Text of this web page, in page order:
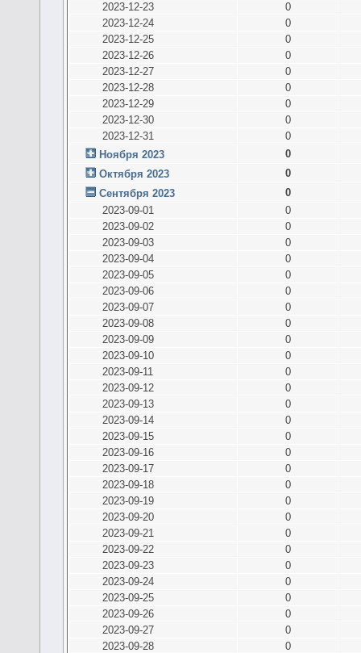
2023-12-23
0
2023-12-24
0
2023-12-25
0
2023-12-26
0
2023-12-27
0
2023-12-28
0
2023-12-29
0
2023-12-30
0
2023-12-31
0
Ноября 2023
0
Октября 2023
0
Сентября 2023
0
2023-09-01
0
2023-09-02
0
2023-09-03
0
2023-09-04
0
2023-09-05
0
2023-09-06
0
2023-09-07
0
2023-09-08
0
2023-09-09
0
2023-09-10
0
2023-09-11
0
2023-09-12
0
2023-09-13
0
2023-09-14
0
2023-09-15
0
2023-09-16
0
2023-09-17
0
2023-09-18
0
2023-09-19
0
2023-09-20
0
2023-09-21
0
2023-09-22
0
2023-09-23
0
2023-09-24
0
2023-09-25
0
2023-09-26
0
2023-09-27
0
2023-09-28
0